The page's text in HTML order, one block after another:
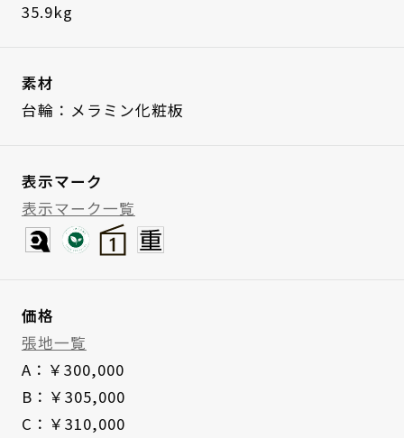
35.9kg
素材
台輪：メラミン化粧板
表示マーク
表示マーク一覧
価格
張地一覧
A：￥300,000
B：￥305,000
C：￥310,000